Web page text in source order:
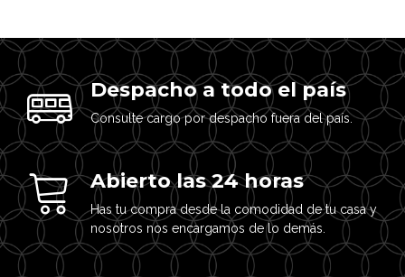
Despacho a todo el país
Consulte cargo por despacho fuera del país.
Abierto las 24 horas
Has tu compra desde la comodidad de tu casa y
nosotros nos encargamos de lo demás.